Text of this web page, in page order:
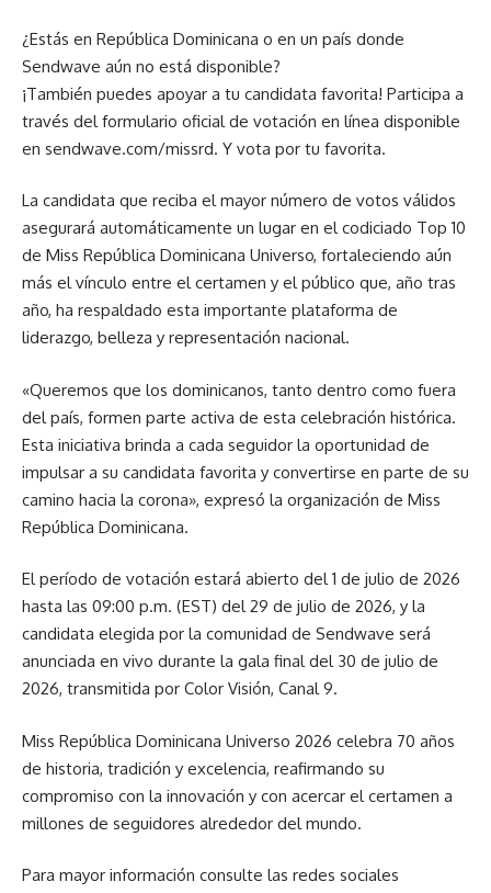
¿Estás en República Dominicana o en un país donde
Sendwave aún no está disponible?
¡También puedes apoyar a tu candidata favorita! Participa a
través del formulario oficial de votación en línea disponible
en sendwave.com/missrd. Y vota por tu favorita.
La candidata que reciba el mayor número de votos válidos
asegurará automáticamente un lugar en el codiciado Top 10
de Miss República Dominicana Universo, fortaleciendo aún
más el vínculo entre el certamen y el público que, año tras
año, ha respaldado esta importante plataforma de
liderazgo, belleza y representación nacional.
«Queremos que los dominicanos, tanto dentro como fuera
del país, formen parte activa de esta celebración histórica.
Esta iniciativa brinda a cada seguidor la oportunidad de
impulsar a su candidata favorita y convertirse en parte de su
camino hacia la corona», expresó la organización de Miss
República Dominicana.
El período de votación estará abierto del 1 de julio de 2026
hasta las 09:00 p.m. (EST) del 29 de julio de 2026, y la
candidata elegida por la comunidad de Sendwave será
anunciada en vivo durante la gala final del 30 de julio de
2026, transmitida por Color Visión, Canal 9.
Miss República Dominicana Universo 2026 celebra 70 años
de historia, tradición y excelencia, reafirmando su
compromiso con la innovación y con acercar el certamen a
millones de seguidores alrededor del mundo.
Para mayor información consulte las redes sociales